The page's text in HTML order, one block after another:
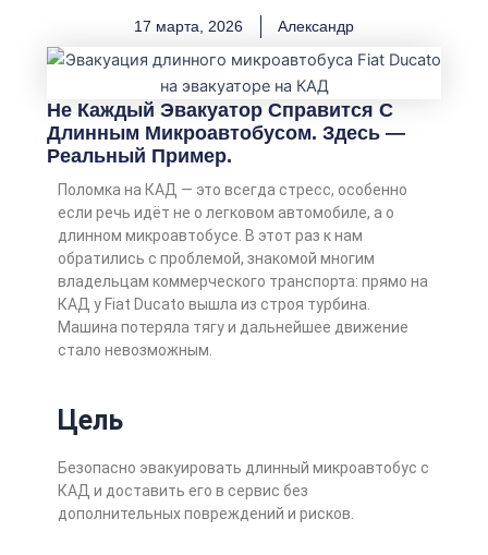
17 марта, 2026 Александр
Не Каждый Эвакуатор Справится С
Длинным Микроавтобусом. Здесь —
Реальный Пример.
Поломка на КАД — это всегда стресс, особенно
если речь идёт не о легковом автомобиле, а о
длинном микроавтобусе. В этот раз к нам
обратились с проблемой, знакомой многим
владельцам коммерческого транспорта: прямо на
КАД у Fiat Ducato вышла из строя турбина.
Машина потеряла тягу и дальнейшее движение
стало невозможным.
Цель
Безопасно эвакуировать длинный микроавтобус с
КАД и доставить его в сервис без
дополнительных повреждений и рисков.